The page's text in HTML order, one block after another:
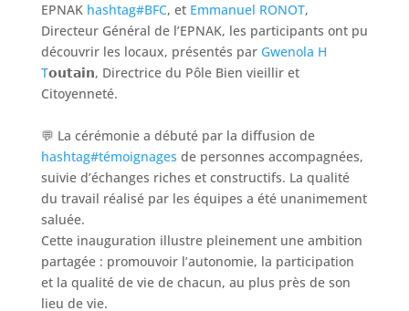
EPNAK hashtag#BFC, et Emmanuel RONOT,
Directeur Général de l’EPNAK, les participants ont pu
découvrir les locaux, présentés par Gwenola H
T𝗼𝘂𝘁𝗮𝗶𝗻, Directrice du Pôle Bien vieillir et
Citoyenneté.
💬 La cérémonie a débuté par la diffusion de
hashtag#témoignages de personnes accompagnées,
suivie d’échanges riches et constructifs. La qualité
du travail réalisé par les équipes a été unanimement
saluée.
Cette inauguration illustre pleinement une ambition
partagée : promouvoir l’autonomie, la participation
et la qualité de vie de chacun, au plus près de son
lieu de vie.